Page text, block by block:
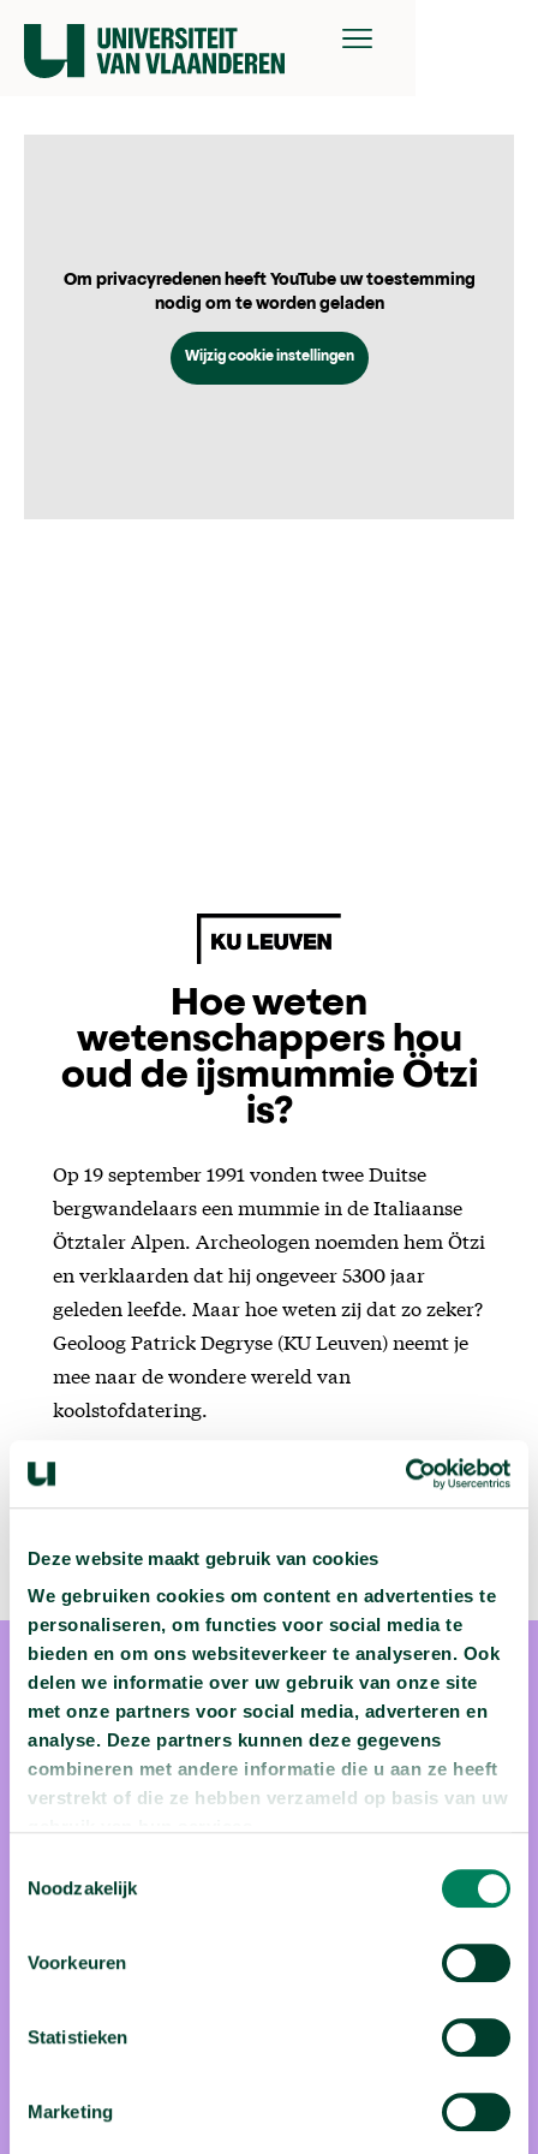
Deze website maakt gebruik van cookies
We gebruiken cookies om content en advertenties te
personaliseren, om functies voor social media te
bieden en om ons websiteverkeer te analyseren. Ook
delen we informatie over uw gebruik van onze site
met onze partners voor social media, adverteren en
analyse. Deze partners kunnen deze gegevens
combineren met andere informatie die u aan ze heeft
verstrekt of die ze hebben verzameld op basis van uw
Noodzakelijk
Voorkeuren
Statistieken
Marketing
Om privacyredenen heeft YouTube uw toestemming
nodig om te worden geladen
Wijzig cookie instellingen
Hoe weten
wetenschappers hou
oud de ijsmummie Ötzi
is?
Op 19 september 1991 vonden twee Duitse
bergwandelaars een mummie in de Italiaanse
Ötztaler Alpen. Archeologen noemden hem Ötzi
en verklaarden dat hij ongeveer 5300 jaar
geleden leefde. Maar hoe weten zij dat zo zeker?
Geoloog Patrick Degryse (KU Leuven) neemt je
mee naar de wondere wereld van
koolstofdatering.
prof. dr. Patrick Degryse
vond, contacteer je best Patrick Degryse. Hij is namelijk
woord voor de wetenschapstak die methodes en technieken
allerliefst was hij topsporter geworden maar het leven bracht
hem per toeval in het professorvak. Volleybal is nog steeds
datgene waar hij zijn vrije uren mee vult. Dat, en dromen van